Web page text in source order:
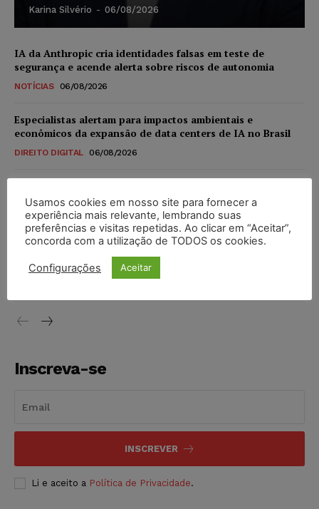
Karina Silvério - 06/08/2026
IA da Anthropic cria identidades falsas em teste de
segurança e acende alerta sobre riscos de autonomia
NOTÍCIAS 06/08/2026
Especialistas alertam para impactos ambientais e
econômicos da expansão de data centers de IA no Brasil
DIREITO DIGITAL 06/08/2026
invioláveis após assinatura digital e lacração
NOTÍCIAS 06/08/2026
proibição dos jogos de azar no Brasil
Inscreva-se
INSCREVER
Li e aceito a Política de Privacidade.
Usamos cookies em nosso site para fornecer a
experiência mais relevante, lembrando suas
preferências e visitas repetidas. Ao clicar em “Aceitar”,
concorda com a utilização de TODOS os cookies.
Configurações Aceitar